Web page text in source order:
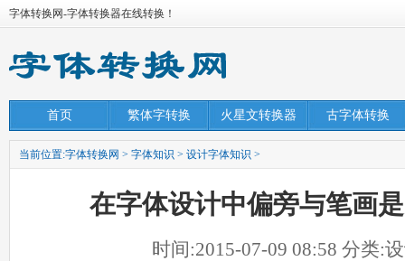
字体转换网-字体转换器在线转换！
首页 繁体字转换 火星文转换器 古字体转换
当前位置:字体转换网 > 字体知识 > 设计字体知识 >
在字体设计中偏旁与笔画
时间:2015-07-09 08:58 分类: